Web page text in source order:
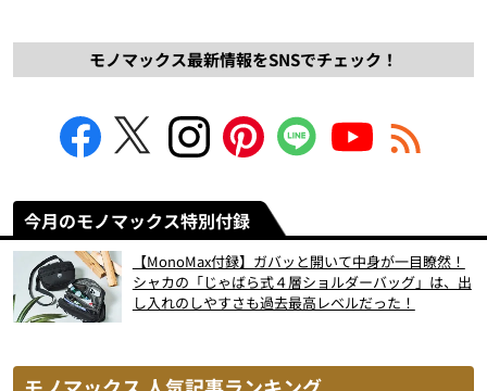
モノマックス最新情報をSNSでチェック！
今月のモノマックス特別付録
【MonoMax付録】ガバッと開いて中身が一目瞭然！
シャカの「じゃばら式４層ショルダーバッグ」は、出
し入れのしやすさも過去最高レベルだった！